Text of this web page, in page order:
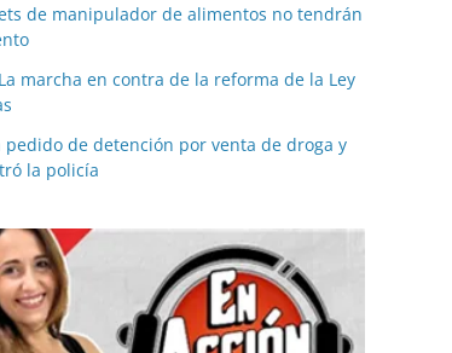
de manipulador de alimentos no tendrán
marcha en contra de la reforma de la Ley
pedido de detención por venta de droga y
la policía